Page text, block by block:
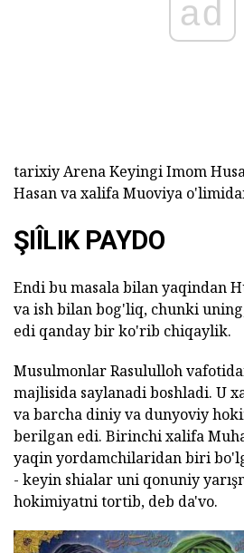
ad
tarixiy Arena Keyingi Imom
Hasan va xalifa Muoviya
ŞIÎLIK PAYDO
Endi bu masala bilan yaqindan
va ish bilan bog'liq, chunki
edi qanday bir ko'rib chiqaylik.
Musulmonlar Rasululloh
majlisida saylanadi boshladi. U
va barcha diniy va dunyoviy
berilgan edi. Birinchi xalifa
yaqin yordamchilaridan biri
- keyin shialar uni qonuniy
hokimiyatni tortib, deb da'vo.